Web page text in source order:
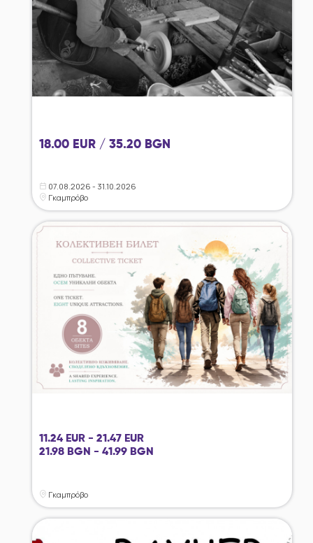
18.00 EUR / 35.20 BGN
07.08.2026 - 31.10.2026
Γκαμπρόβο
11.24 EUR - 21.47 EUR
21.98 BGN - 41.99 BGN
Γκαμπρόβο